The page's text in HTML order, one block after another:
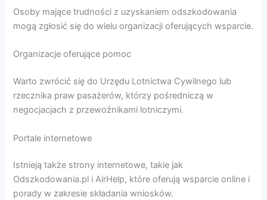
Osoby mające trudności z uzyskaniem odszkodowania
mogą zgłosić się do wielu organizacji oferujących wsparcie.
Organizacje oferujące pomoc
Warto zwrócić się do Urzędu Lotnictwa Cywilnego lub
rzecznika praw pasażerów, którzy pośredniczą w
negocjacjach z przewoźnikami lotniczymi.
Portale internetowe
Istnieją także strony internetowe, takie jak
Odszkodowania.pl i AirHelp, które oferują wsparcie online i
porady w zakresie składania wniosków.